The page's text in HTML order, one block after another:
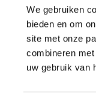
We gebruiken
bieden en om
site met onze
combineren
uw gebruik van